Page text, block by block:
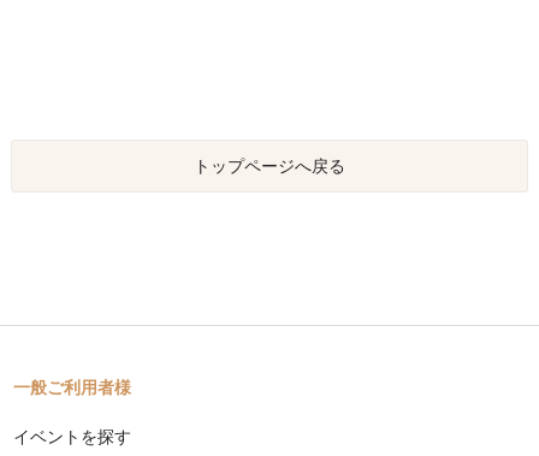
トップページへ戻る
一般ご利用者様
イベントを探す